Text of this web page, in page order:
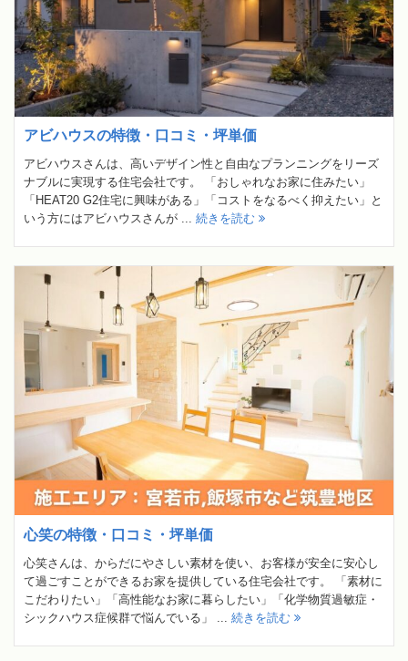
アビハウスの特徴・口コミ・坪単価
アビハウスさんは、高いデザイン性と自由なプランニングをリーズ
ナブルに実現する住宅会社です。 「おしゃれなお家に住みたい」
「HEAT20 G2住宅に興味がある」「コストをなるべく抑えたい」と
いう方にはアビハウスさんが ... 続きを読む
心笑の特徴・口コミ・坪単価
心笑さんは、からだにやさしい素材を使い、お客様が安全に安心し
て過ごすことができるお家を提供している住宅会社です。 「素材に
こだわりたい」「高性能なお家に暮らしたい」「化学物質過敏症・
シックハウス症候群で悩んでいる」 ... 続きを読む